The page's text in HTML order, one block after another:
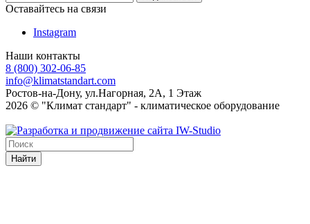
Оставайтесь на связи
Instagram
Наши контакты
8 (800) 302-06-85
info@klimatstandart.com
Ростов-на-Дону, ул.Нагорная, 2А, 1 Этаж
2026 © "Климат стандарт" - климатическое оборудование
Найти